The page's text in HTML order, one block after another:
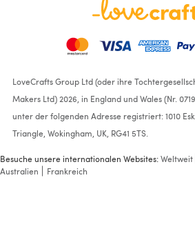
LoveCrafts Group Ltd (oder ihre
Makers Ltd) 2026, in England und Wales (Nr.
unter der folgenden Adresse registriert: 1010
Triangle, Wokingham, UK, RG41 5TS.
Besuche unsere internationalen Websites:Weltweit
Australien
Frankreich